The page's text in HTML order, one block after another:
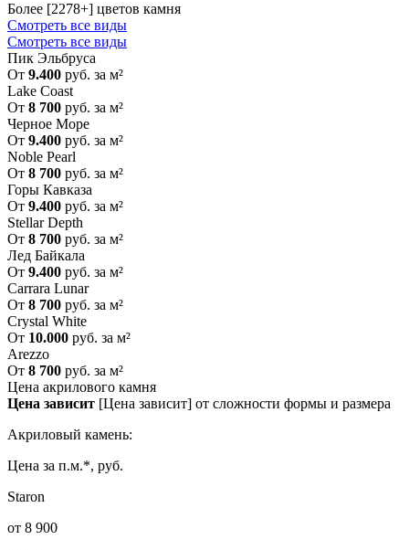
Более [2278+] цветов камня
Смотреть все виды
Смотреть все виды
Пик Эльбруса
От 9.400 руб. за м²
Lake Coast
От 8 700 руб. за м²
Черное Море
От 9.400 руб. за м²
Noble Pearl
От 8 700 руб. за м²
Горы Кавказа
От 9.400 руб. за м²
Stellar Depth
От 8 700 руб. за м²
Лед Байкала
От 9.400 руб. за м²
Carrara Lunar
От 8 700 руб. за м²
Crystal White
От 10.000 руб. за м²
Arezzo
От 8 700 руб. за м²
Цена акрилового камня
Цена зависит [Цена зависит] от сложности формы и размера
Акриловый камень:
Цена за п.м.*, руб.
Staron
от 8 900